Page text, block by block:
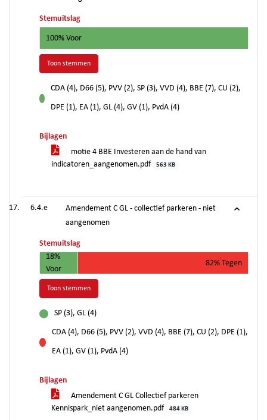
Stemuitslag
100% Voor
Toon stemmen
voor
CDA (4), D66 (5), PVV (2), SP (3), VVD (4), BBE (7), CU (2),
DPE (1), EA (1), GL (4), GV (1), PvdA (4)
Bijlagen
motie 4 BBE Investeren aan de hand van
indicatoren_aangenomen.pdf
563 KB
6.4.e
Amendement C GL - collectief parkeren - niet
aangenomen
Stemuitslag
18%
Voor
82% Tegen
Toon stemmen
SP (3), GL (4)
tegen
CDA (4), D66 (5), PVV (2), VVD (4), BBE (7), CU (2), DPE (1),
EA (1), GV (1), PvdA (4)
Bijlagen
Amendement C GL Collectief parkeren
Kennispark_niet aangenomen.pdf
484 KB